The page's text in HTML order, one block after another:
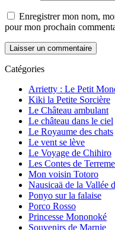
Enregistrer mon nom,
pour mon prochain
Catégories
Arrietty : Le Petit
Kiki la Petite Sorcière
Le Château ambulant
Le château dans le ciel
Le Royaume des chats
Le vent se lève
Le Voyage de Chihiro
Les Contes de
Mon voisin Totoro
Nausicaä de la Vallée
Ponyo sur la falaise
Porco Rosso
Princesse Mononoké
Souvenirs de Marnie